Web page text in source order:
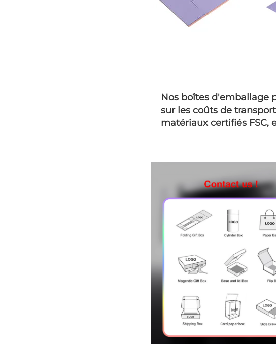
Nos boîtes d'emballage
sur les coûts de
matériaux certifiés FSC,